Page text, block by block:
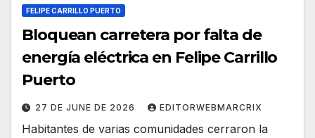
FELIPE CARRILLO PUERTO
Bloquean carretera por falta de
energía eléctrica en Felipe Carrillo
Puerto
27 DE JUNE DE 2026 EDITORWEBMARCRIX
Habitantes de varias comunidades cerraron la